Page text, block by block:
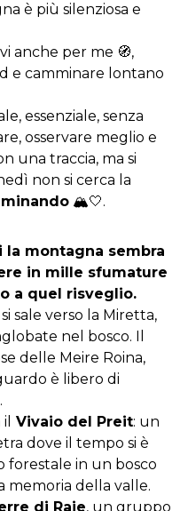
è più silenziosa e
anche per me 🧭,
e camminare lontano
essenziale, senza
osservare meglio e
una traccia, ma si
non si cerca la
🏔️🤍.
la montagna sembra
in mille sfumature
a quel risveglio.
sale verso la Miretta,
nel bosco. Il
delle Meire Roina,
è libero di
Vivaio del Preit: un
dove il tempo si è
forestale in un bosco
memoria della valle.
di Raie, un gruppo